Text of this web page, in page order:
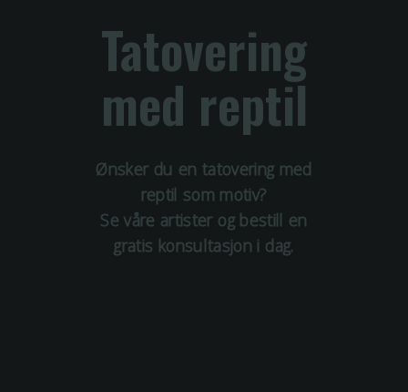
Tatovering
med reptil
Ønsker du en tatovering med
reptil som motiv?
Se våre artister og bestill en
gratis konsultasjon i dag.